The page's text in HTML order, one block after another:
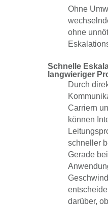
Ohne
ohne
Schnelle
langwieriger
Durch
Carriern
können
schneller
Gerade
darüber,